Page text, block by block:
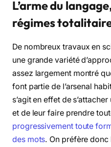
L’arme du
régimes
De nombreux travaux en
une grande variété
assez largement montré
font partie de l’arsenal
s’agit en effet de
et de leur faire prendre
progressivement toute
des mots. On préfère